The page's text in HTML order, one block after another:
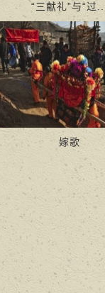
“三献礼”与“过...
嫁歌